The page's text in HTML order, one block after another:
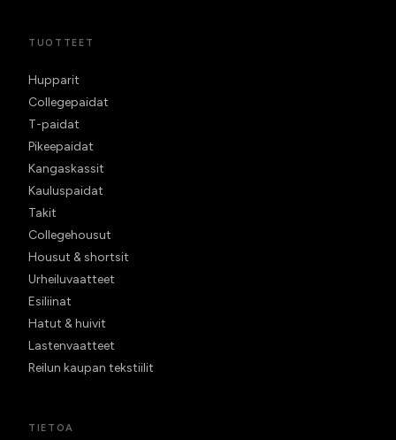
TUOTTEET
Hupparit
Collegepaidat
T-paidat
Pikeepaidat
Kangaskassit
Kauluspaidat
Takit
Collegehousut
Housut & shortsit
Urheiluvaatteet
Esiliinat
Hatut & huivit
Lastenvaatteet
Reilun kaupan tekstiilit
TIETOA